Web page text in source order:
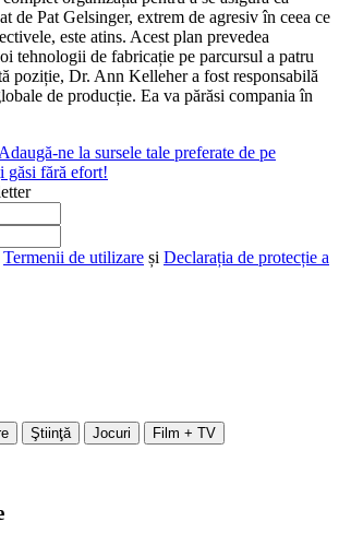
de Pat Gelsinger, extrem de agresiv în ceea ce
este atins. Acest plan prevedea
tehnologii de fabricație pe parcursul a patru
poziție, Dr. Ann Kelleher a fost responsabilă
de producție. Ea va părăsi compania în
ne la sursele tale preferate de pe
găsi fără efort!
Termenii de utilizare și Declarația de protecție a
Ştiinţă Jocuri Film + TV